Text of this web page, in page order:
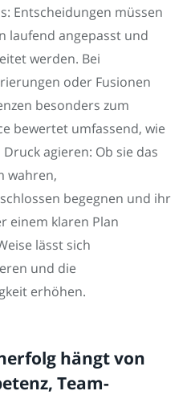
Entscheidungen müssen
laufend angepasst und
werden. Bei
oder Fusionen
besonders zum
bewertet umfassend, wie
agieren: Ob sie das
wahren,
begegnen und ihr
einem klaren Plan
lässt sich
und die
erhöhen.
hängt von
Team-